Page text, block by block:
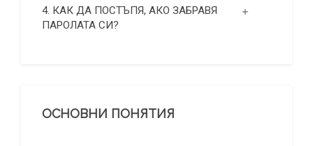
4. КАК ДА ПОСТЪПЯ, АКО ЗАБРАВЯ
ПАРОЛАТА СИ?
ОСНОВНИ ПОНЯТИЯ